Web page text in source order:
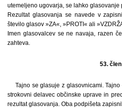
utemeljeno ugovarja, se lahko glasovanje
Rezultat glasovanja se navede v
število glasov »ZA«, »PROTI« ali
Imen glasovalcev se ne navaja, razen
zahteva.
53. člen
Tajno se glasuje z glasovnicami.
strokovni delavec občinske uprave in
rezultat glasovanja. Oba podpišeta